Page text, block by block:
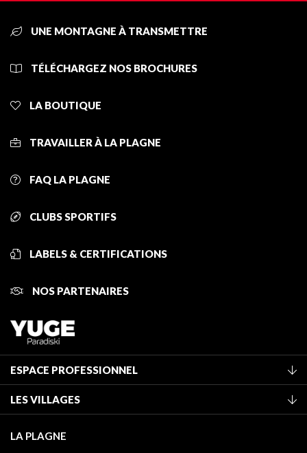
UNE MONTAGNE À TRANSMETTRE
TÉLÉCHARGEZ NOS BROCHURES
LA BOUTIQUE
TRAVAILLER À LA PLAGNE
FAQ LA PLAGNE
CLUBS SPORTIFS
LABELS & CERTIFICATIONS
NOS PARTENAIRES
ESPACE PROFESSIONNEL
Classement des meublés
Taxe de séjour
LES VILLAGES
Montchavin - Les Coches
LA PLAGNE